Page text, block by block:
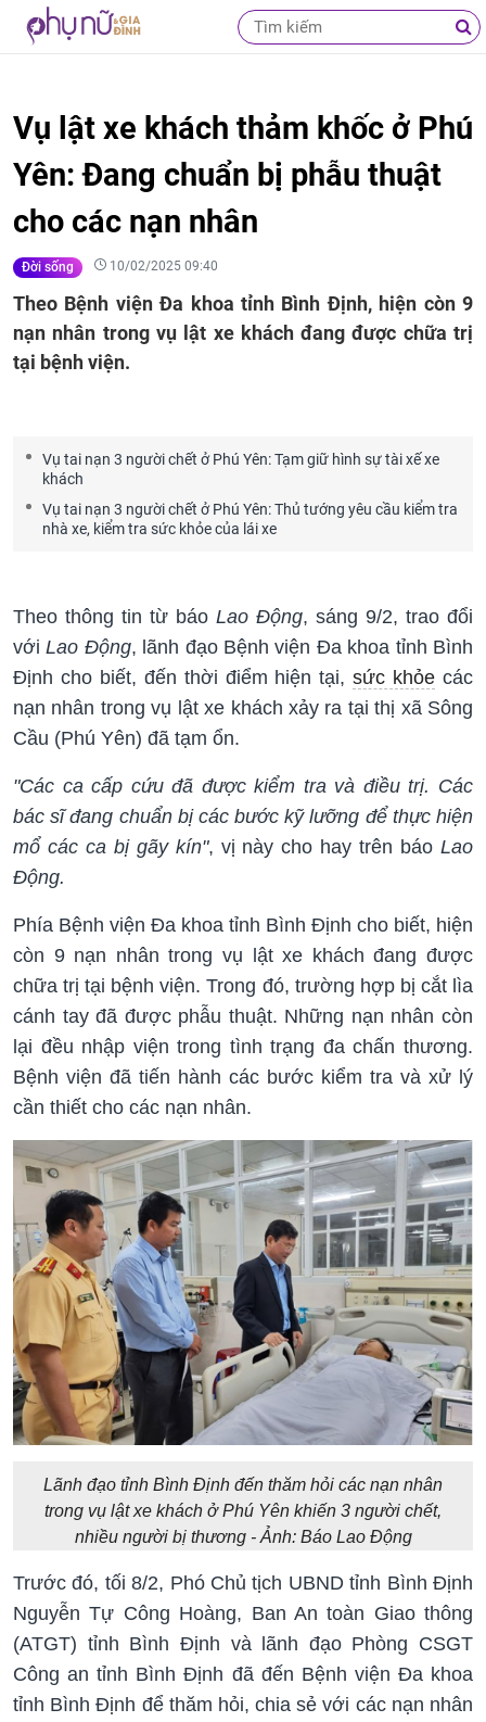
Vụ lật xe khách thảm khốc ở Phú
Yên: Đang chuẩn bị phẫu thuật
cho các nạn nhân
Đời sống 10/02/2025 09:40
Theo Bệnh viện Đa khoa tỉnh Bình Định, hiện còn 9
nạn nhân trong vụ lật xe khách đang được chữa trị
tại bệnh viện.
Vụ tai nạn 3 người chết ở Phú Yên: Tạm giữ hình sự tài xế xe
khách
Vụ tai nạn 3 người chết ở Phú Yên: Thủ tướng yêu cầu kiểm tra
nhà xe, kiểm tra sức khỏe của lái xe
Theo thông tin từ báo Lao Động, sáng 9/2, trao đổi
vớiLao Động, lãnh đạo Bệnh viện Đa khoa tỉnh Bình
Định cho biết, đến thời điểm hiện tại,sức khỏe các
nạn nhân trong vụ lật xe khách xảy ra tại thị xã Sông
Cầu (Phú Yên) đã tạm ổn.
"Các ca cấp cứu đã được kiểm tra và điều trị. Các
bác sĩ đang chuẩn bị các bước kỹ lưỡng để thực hiện
mổ các ca bị gãy kín", vị này cho hay trên báoLao
Động.
Phía Bệnh viện Đa khoa tỉnh Bình Định cho biết, hiện
còn 9 nạn nhân trong vụ lật xe khách đang được
chữa trị tại bệnh viện. Trong đó, trường hợp bị cắt lìa
cánh tay đã được phẫu thuật. Những nạn nhân còn
lại đều nhập viện trong tình trạng đa chấn thương.
Bệnh viện đã tiến hành các bước kiểm tra và xử lý
cần thiết cho các nạn nhân.
Lãnh đạo tỉnh Bình Định đến thăm hỏi các nạn nhân
trong vụ lật xe khách ở Phú Yên khiến 3 người chết,
nhiều người bị thương - Ảnh: Báo Lao Động
Trước đó, tối 8/2, Phó Chủ tịch UBND tỉnh Bình Định
Nguyễn Tự Công Hoàng, Ban An toàn Giao thông
(ATGT) tỉnh Bình Định và lãnh đạo Phòng CSGT
Công an tỉnh Bình Định đã đến Bệnh viện Đa khoa
tỉnh Bình Định để thăm hỏi, chia sẻ với các nạn nhân